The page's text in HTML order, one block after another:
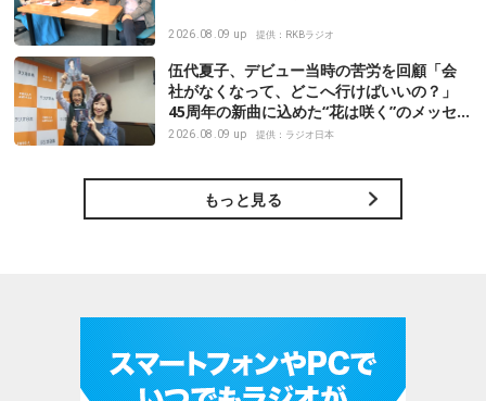
2026.08.09 up 提供：RKBラジオ
伍代夏子、デビュー当時の苦労を回顧「会
社がなくなって、どこへ行けばいいの？」
45周年の新曲に込めた“花は咲く”のメッセ
ージ
2026.08.09 up 提供：ラジオ日本
もっと見る